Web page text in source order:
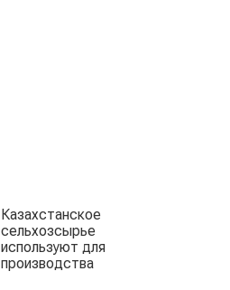
Казахстанское
сельхозсырье
используют для
производства